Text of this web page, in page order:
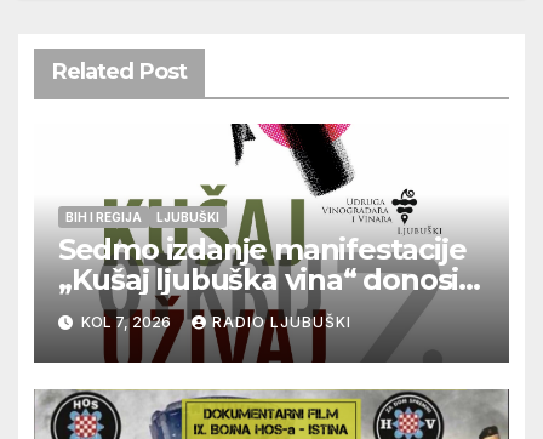
Related Post
BIH I REGIJA LJUBUŠKI
Sedmo izdanje manifestacije
„Kušaj ljubuška vina“ donosi
vrhunska vina, gastronomiju i
glazbu
KOL 7, 2026 RADIO LJUBUŠKI